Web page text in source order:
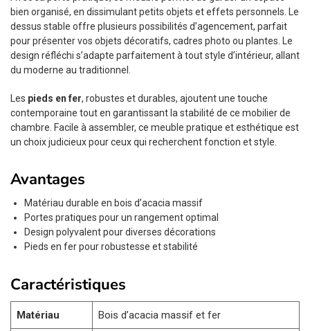
bien organisé, en dissimulant petits objets et effets personnels. Le
dessus stable offre plusieurs possibilités d’agencement, parfait
pour présenter vos objets décoratifs, cadres photo ou plantes. Le
design réfléchi s’adapte parfaitement à tout style d’intérieur, allant
du moderne au traditionnel.
Les pieds en fer, robustes et durables, ajoutent une touche
contemporaine tout en garantissant la stabilité de ce mobilier de
chambre. Facile à assembler, ce meuble pratique et esthétique est
un choix judicieux pour ceux qui recherchent fonction et style.
Avantages
Matériau durable en bois d’acacia massif
Portes pratiques pour un rangement optimal
Design polyvalent pour diverses décorations
Pieds en fer pour robustesse et stabilité
Caractéristiques
Matériau Bois d’acacia massif et fer